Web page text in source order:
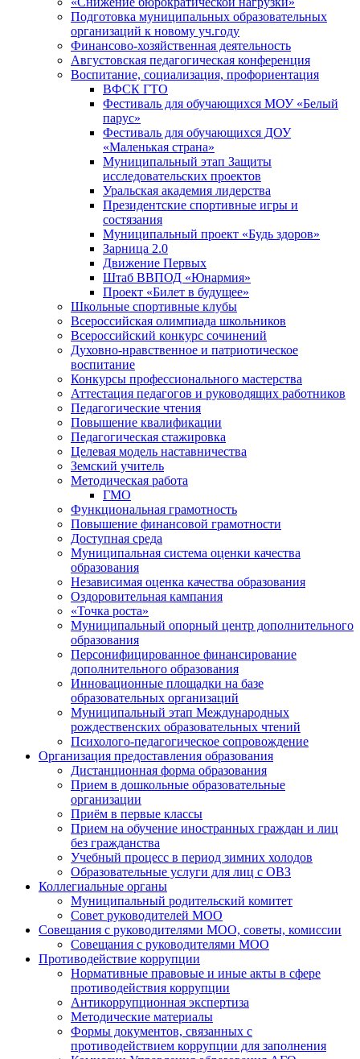
Подготовка муниципальных образовательных
организаций к новому уч.году
Финансово-хозяйственная деятельность
Августовская педагогическая конференция
Воспитание, социализация, профориентация
ВФСК ГТО
Фестиваль для обучающихся МОУ «Белый
парус»
Фестиваль для обучающихся ДОУ
«Маленькая страна»
Муниципальный этап Защиты
исследовательских проектов
Уральская академия лидерства
Президентские спортивные игры и
состязания
Муниципальный проект «Будь здоров»
Зарница 2.0
Движение Первых
Штаб ВВПОД «Юнармия»
Проект «Билет в будущее»
Школьные спортивные клубы
Всероссийская олимпиада школьников
Всероссийский конкурс сочинений
Духовно-нравственное и патриотическое
воспитание
Конкурсы профессионального мастерства
Аттестация педагогов и руководящих работников
Педагогические чтения
Повышение квалификации
Педагогическая стажировка
Целевая модель наставничества
Земский учитель
Методическая работа
ГМО
Функциональная грамотность
Повышение финансовой грамотности
Доступная среда
Муниципальная система оценки качества
образования
Независимая оценка качества образования
Оздоровительная кампания
«Точка роста»
Муниципальный опорный центр дополнительного
образования
Персонифицированное финансирование
дополнительного образования
Инновационные площадки на базе
образовательных организаций
Муниципальный этап Международных
рождественских образовательных чтений
Психолого-педагогическое сопровождение
Организация предоставления образования
Дистанционная форма образования
Прием в дошкольные образовательные
организации
Приём в первые классы
Прием на обучение иностранных граждан и лиц
без гражданства
Учебный процесс в период зимних холодов
Образовательные услуги для лиц с ОВЗ
Коллегиальные органы
Муниципальный родительский комитет
Совет руководителей МОО
Совещания с руководителями МОО, советы, комиссии
Совещания с руководителями МОО
Противодействие коррупции
Нормативные правовые и иные акты в сфере
противодействия коррупции
Антикоррупционная экспертиза
Методические материалы
Формы документов, связанных с
противодействием коррупции для заполнения